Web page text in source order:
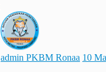
admin PKBM Ronaa 10